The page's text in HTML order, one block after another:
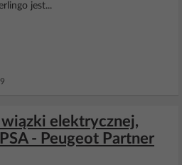
jest...
wiązki elektrycznej,
- Peugeot Partner